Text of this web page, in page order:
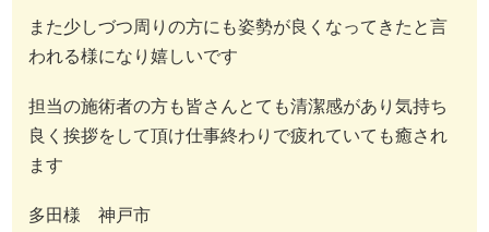
また少しづつ周りの方にも姿勢が良くなってきたと言
われる様になり嬉しいです
担当の施術者の方も皆さんとても清潔感があり気持ち
良く挨拶をして頂け仕事終わりで疲れていても癒され
ます
多田様 神戸市